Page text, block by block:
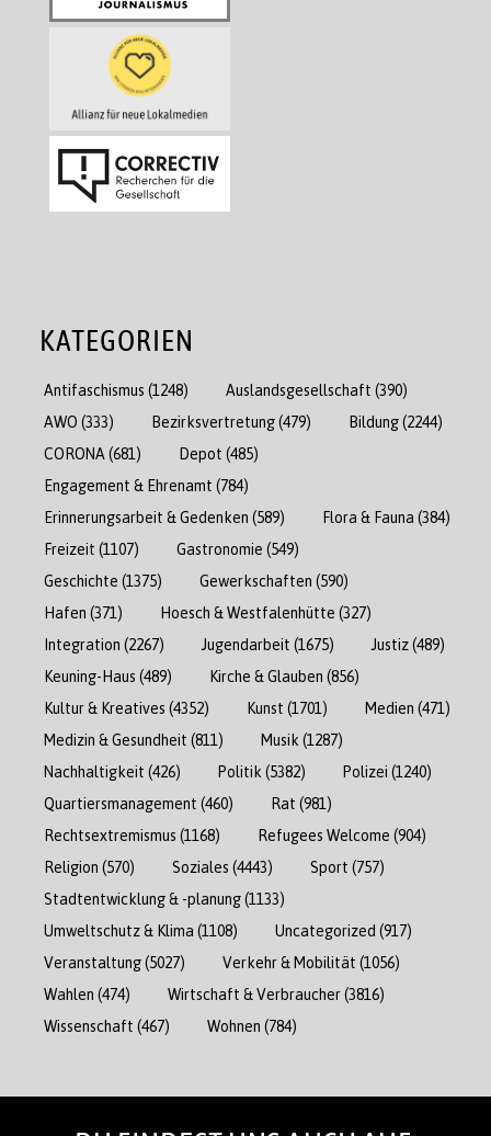
KATEGORIEN
Antifaschismus (1248) Auslandsgesellschaft (390)
AWO (333) Bezirksvertretung(479) Bildung(2244)
CORONA (681) Depot (485)
Engagement & Ehrenamt (784)
Erinnerungsarbeit & Gedenken (589) Flora & Fauna (384)
Freizeit (1107) Gastronomie (549)
Geschichte (1375) Gewerkschaften (590)
Hafen (371) Hoesch & Westfalenhütte (327)
Integration (2267) Jugendarbeit (1675) Justiz(489)
Keuning-Haus (489) Kirche & Glauben (856)
Kultur & Kreatives (4352) Kunst (1701) Medien (471)
Medizin & Gesundheit (811) Musik (1287)
Nachhaltigkeit (426) Politik (5382) Polizei (1240)
Quartiersmanagement (460) Rat (981)
Rechtsextremismus (1168) Refugees Welcome (904)
Religion (570) Soziales (4443) Sport (757)
Stadtentwicklung & -planung(1133)
Umweltschutz & Klima (1108) Uncategorized (917)
Veranstaltung(5027) Verkehr & Mobilität (1056)
Wahlen (474) Wirtschaft & Verbraucher(3816)
Wissenschaft (467) Wohnen (784)